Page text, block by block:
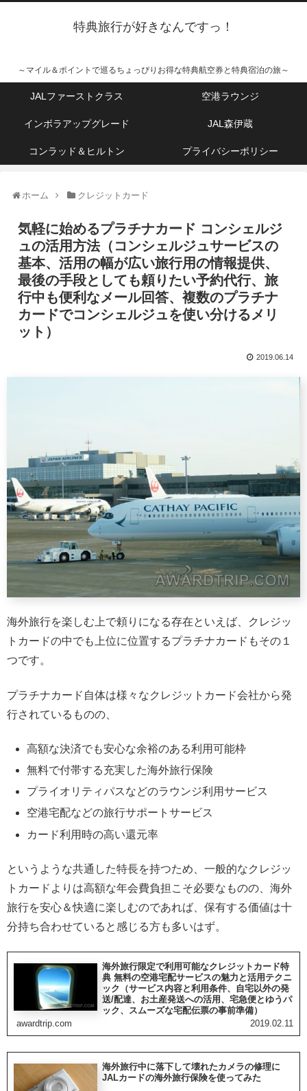
特典旅行が好きなんですっ！
～マイル＆ポイントで巡るちょっぴりお得な特典航空券と特典宿泊の旅～
JALファーストクラス 空港ラウンジ
インボラアップグレード JAL森伊蔵
コンラッド＆ヒルトン プライバシーポリシー
ホーム クレジットカード
気軽に始めるプラチナカード コンシェルジ
ュの活用方法（コンシェルジュサービスの
基本、活用の幅が広い旅行用の情報提供、
最後の手段としても頼りたい予約代行、旅
行中も便利なメール回答、複数のプラチナ
カードでコンシェルジュを使い分けるメリ
ット）
2019.06.14
海外旅行を楽しむ上で頼りになる存在といえば、クレジッ
トカードの中でも上位に位置するプラチナカードもその１
つです。
プラチナカード自体は様々なクレジットカード会社から発
行されているものの、
高額な決済でも安心な余裕のある利用可能枠
無料で付帯する充実した海外旅行保険
プライオリティパスなどのラウンジ利用サービス
空港宅配などの旅行サポートサービス
カード利用時の高い還元率
というような共通した特長を持つため、一般的なクレジッ
トカードよりは高額な年会費負担こそ必要なものの、海外
旅行を安心＆快適に楽しむのであれば、保有する価値は十
分持ち合わせていると感じる方も多いはず。
海外旅行限定で利用可能なクレジットカード特
典 無料の空港宅配サービスの魅力と活用テクニ
ック（サービス内容と利用条件、自宅以外の発
送/配達、お土産発送への活用、宅急便とゆうパ
ック、スムーズな宅配伝票の事前準備）
awardtrip.com
2019.02.11
海外旅行中に落下して壊れたカメラの修理に
JALカードの海外旅行保険を使ってみた